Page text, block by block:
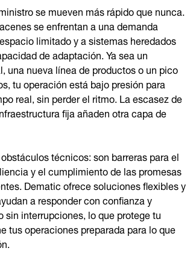
se mueven más rápido que nunca.
se enfrentan a una demanda
limitado y a sistemas heredados
de adaptación. Ya sea un
una nueva línea de productos o un pico
tu operación está bajo presión para
real, sin perder el ritmo. La escasez de
fija añaden otra capa de
técnicos: son barreras para el
y el cumplimiento de las promesas
Dematic ofrece soluciones flexibles y
a responder con confianza y
interrupciones, lo que protege tu
tus operaciones preparada para lo que